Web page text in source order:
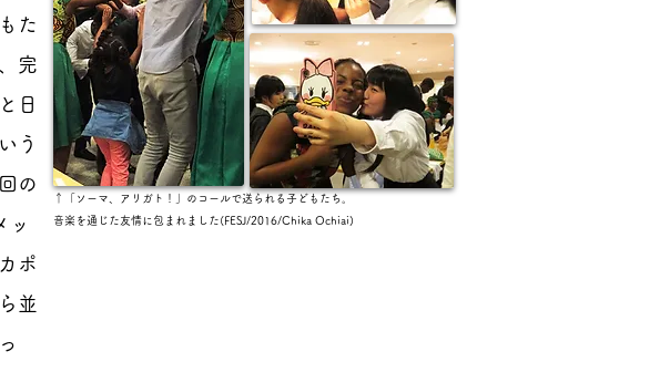
た
完
日
う
の
ッ
ポ
並
↑「ソーマ、アリガト！」のコールで送られる子どもたち。
音楽を通じた友情に包まれました(FESJ/2016/Chika Ochiai)